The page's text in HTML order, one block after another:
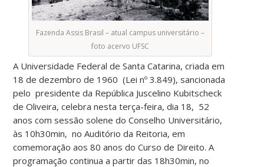
Fazenda Assis Brasil – atual campus universitário –
foto acervo UFSC
A Universidade Federal de Santa Catarina, criada em
18 de dezembro de 1960 (Lei nº 3.849), sancionada
pelo presidente da República Juscelino Kubitscheck
de Oliveira, celebra nesta terça-feira, dia 18, 52
anos com sessão solene do Conselho Universitário,
às 10h30min, no Auditório da Reitoria, em
comemoração aos 80 anos do Curso de Direito. A
programação continua a partir das 18h30min, no